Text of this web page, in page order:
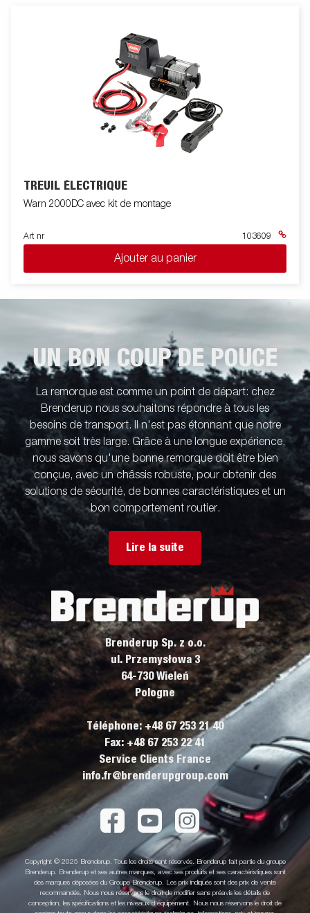
L'ensemble de feu est entièrement étanche, y compris le
connecteur et le faiceau. Les images sont fournies à titre
indicatif uniquement et peuvent ilustrer des équipements en
TREUIL ÉLECTRIQUE
Warn 2000DC avec kit de montage
Art nr 103609
Ajouter au panier
UN BON COUP DE POUCE
La remorque est comme un point de départ: chez
Brenderup nous souhaitons répondre à tous les
besoins de transport. Il n'est pas étonnant que notre
gamme soit très large. Grâce à une longue expérience,
nous savons qu'une bonne remorque doit être bien
conçue, avec un châssis robuste, pour obtenir des
solutions de sécurité, de bonnes caractéristiques et un
bon comportement routier.
Lire la suite
Brenderup Sp. z o.o.
ul. Przemysłowa 3
64-730 Wieleń
Pologne
Téléphone: +48 67 253 21 40
Fax: +48 67 253 22 41
Service Clients France
info.fr@brenderupgroup.com
Copyright © 2025 Brenderup. Tous les droits sont réservés. Brenderup fait partie du groupe
Brenderup. Brenderup et ses autres marques, avec ses produits et ses caractéristiques sont
des marques déposées du Groupe Brenderup. Les prix indiqués sont des prix de vente
recommandés. Nous nous réservons le droit de modifier sans préavis les détails de
conception, les spécifications et les niveaux d'équipement. Nous nous réservons le droit de